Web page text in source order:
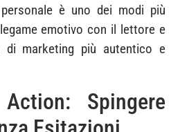
è uno dei modi più
emotivo con il lettore e
di marketing più autentico e
Spingere